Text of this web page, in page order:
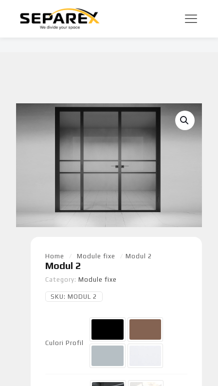
Home / Module fixe / Modul 2
Modul 2
Category: Module fixe
SKU: MODUL 2
Culori Profil